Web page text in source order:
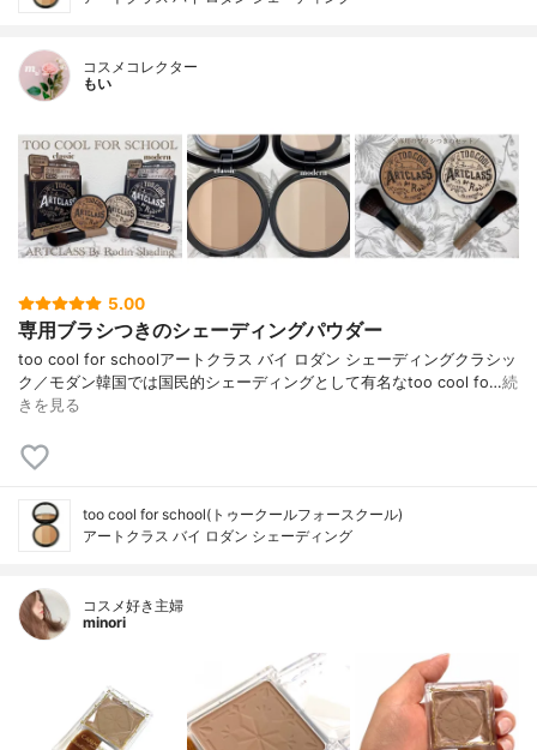
コスメコレクター
もい
5.00
専用ブラシつきのシェーディングパウダー
too cool for schoolアートクラス バイ ロダン シェーディングクラシッ
ク／モダン韓国では国民的シェーディングとして有名なtoo cool fo…続
きを見る
too cool for school(トゥークールフォースクール)
アートクラス バイ ロダン シェーディング
コスメ好き主婦
minori